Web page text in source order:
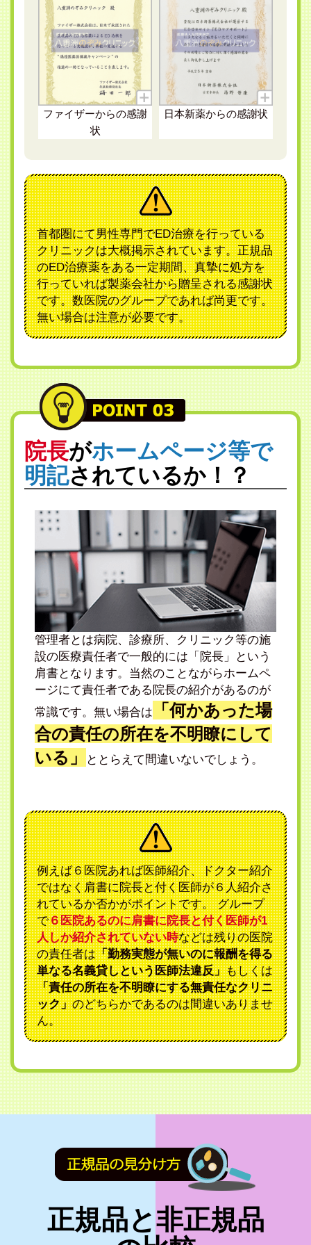
ファイザーからの感謝
状
日本新薬からの感謝状
首都圏にて男性専門でED治療を行っている
クリニックは大概掲示されています。正規品
のED治療薬をある一定期間、真摯に処方を
行っていれば製薬会社から贈呈される感謝状
です。数医院のグループであれば尚更です。
無い場合は注意が必要です。
院長がホームページ等で
明記されているか！？
管理者とは病院、診療所、クリニック等の施
設の医療責任者で一般的には「院長」という
肩書となります。当然のことながらホームペ
ージにて責任者である院長の紹介があるのが
常識です。無い場合は
「何かあった場
合の責任の所在を不明瞭にして
いる」
ととらえて間違いないでしょう。
例えば６医院あれば医師紹介、ドクター紹介
ではなく肩書に院長と付く医師が６人紹介さ
れているか否かがポイントです。 グループ
で６医院あるのに肩書に院長と付く医師が1
人しか紹介されていない時などは残りの医院
の責任者は「勤務実態が無いのに報酬を得る
単なる名義貸しという医師法違反」もしくは
「責任の所在を不明瞭にする無責任なクリニ
ック」のどちらかであるのは間違いありませ
ん。
正規品と非正規品